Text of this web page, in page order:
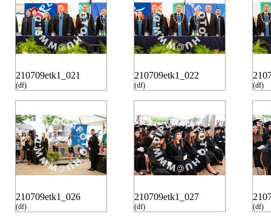
210709etk1_021
(df)
210709etk1_022
(df) (df)
210709etk1_026
(df)
210709etk1_027
(df) (df)